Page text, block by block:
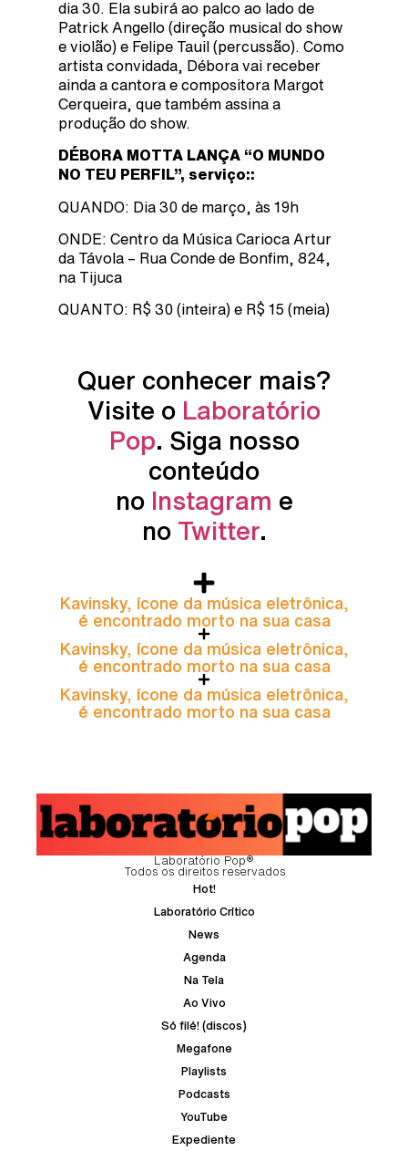
dia 30. Ela subirá ao palco ao lado de
Patrick Angello (direção musical do show
e violão) e Felipe Tauil (percussão). Como
artista convidada, Débora vai receber
ainda a cantora e compositora Margot
Cerqueira, que também assina a
produção do show.
DÉBORA MOTTA LANÇA “O MUNDO
NO TEU PERFIL”, serviço::
QUANDO: Dia 30 de março, às 19h
ONDE: Centro da Música Carioca Artur
da Távola – Rua Conde de Bonfim, 824,
na Tijuca
QUANTO: R$ 30 (inteira) e R$ 15 (meia)
Quer conhecer mais?
Visite o Laboratório
Pop. Siga nosso
conteúdo
no Instagram e
no Twitter.
Kavinsky, ícone da música eletrônica,
é encontrado morto na sua casa
Kavinsky, ícone da música eletrônica,
é encontrado morto na sua casa
Kavinsky, ícone da música eletrônica,
é encontrado morto na sua casa
Laboratório Pop®
Todos os direitos reservados
Hot!
Laboratório Crítico
News
Agenda
Na Tela
Ao Vivo
Só filé! (discos)
Megafone
Playlists
Podcasts
YouTube
Expediente